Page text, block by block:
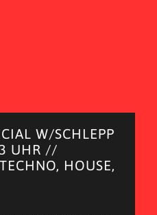
W/SCHLEPP
UHR //
HOUSE,